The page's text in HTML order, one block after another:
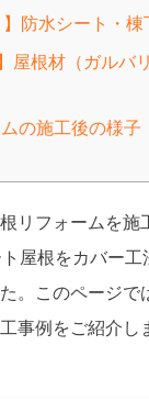
防水シート・棟
屋根材（ガルバ
の施工後の様子
リフォームを施
屋根をカバー工
。このページで
事例をご紹介し